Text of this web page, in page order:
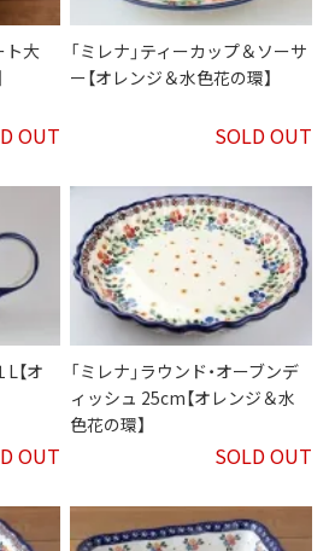
ト大
OUT
「ミレナ」ティーカップ＆ソーサ
ー【オレンジ＆水色花の環】
SOLD OUT
【オ
OUT
「ミレナ」ラウンド・オーブンデ
ィッシュ 25cm【オレンジ＆水
色花の環】
SOLD OUT